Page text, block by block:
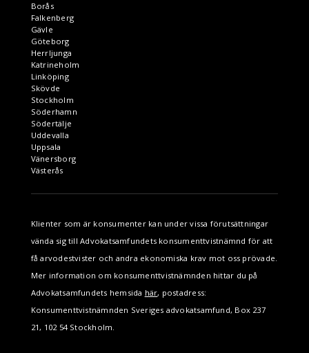
Borås
Falkenberg
Gävle
Göteborg
Herrljunga
Katrineholm
Linköping
Skövde
Stockholm
Söderhamn
Södertälje
Uddevalla
Uppsala
Vänersborg
Västerås
Klienter som är konsumenter kan under vissa förutsättningar
vända sig till Advokatsamfundets konsumenttvistnämnd för att
få arvodestvister och andra ekonomiska krav mot oss prövade.
Mer information om konsumenttvistnämnden hittar du på
Advokatsamfundets hemsida här, postadress:
Konsumenttvistnämnden Sveriges advokatsamfund, Box 237
21, 102 54 Stockholm.